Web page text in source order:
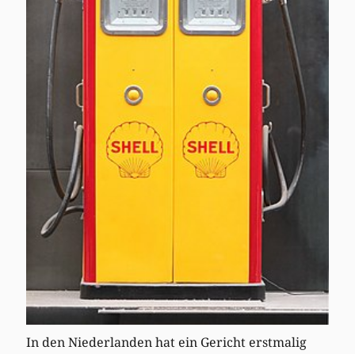
In den Niederlanden hat ein Gericht erstmalig